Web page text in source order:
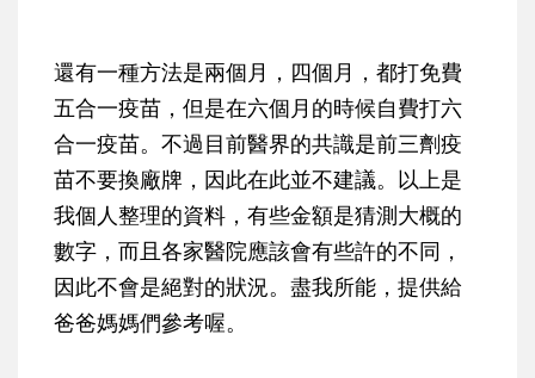
還有一種方法是兩個月，四個月，都打免費
五合一疫苗，但是在六個月的時候自費打六
合一疫苗。不過目前醫界的共識是前三劑疫
苗不要換廠牌，因此在此並不建議。以上是
我個人整理的資料，有些金額是猜測大概的
數字，而且各家醫院應該會有些許的不同，
因此不會是絕對的狀況。盡我所能，提供給
爸爸媽媽們參考喔。